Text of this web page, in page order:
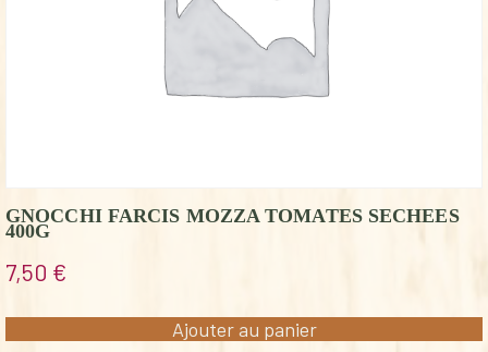
GNOCCHI FARCIS MOZZA TOMATES SECHEES
400G
7,50 €
Ajouter au panier